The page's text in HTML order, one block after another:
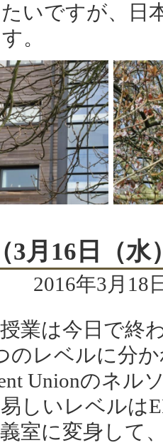
いですが、日
。
3月16日（水
2016年3月18
業は今日で終
のレベルに分
Unionのネル
しいレベルは
室に変身して